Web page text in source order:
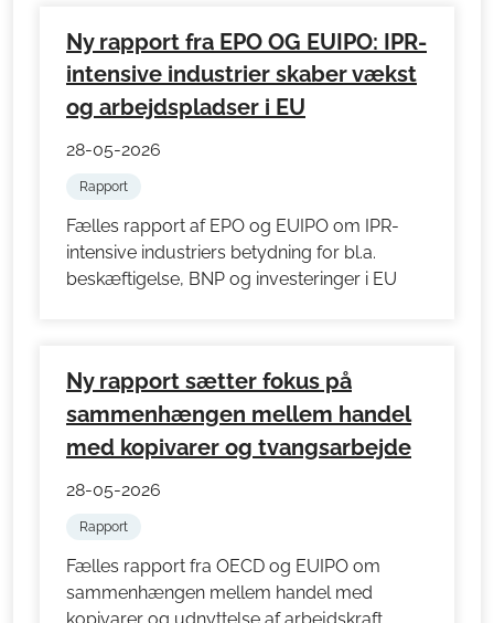
Ny rapport fra EPO OG EUIPO: IPR-
intensive industrier skaber vækst
og arbejdspladser i EU
28-05-2026
Rapport
Fælles rapport af EPO og EUIPO om IPR-
intensive industriers betydning for bl.a.
beskæftigelse, BNP og investeringer i EU
Ny rapport sætter fokus på
sammenhængen mellem handel
med kopivarer og tvangsarbejde
28-05-2026
Rapport
Fælles rapport fra OECD og EUIPO om
sammenhængen mellem handel med